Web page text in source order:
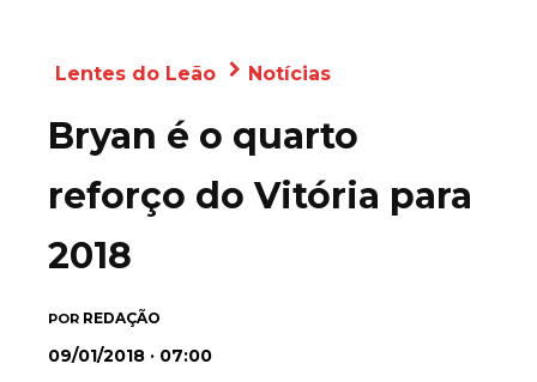
Lentes do Leão Notícias
Bryan é o quarto
reforço do Vitória para
2018
POR REDAÇÃO
09/01/2018 · 07:00